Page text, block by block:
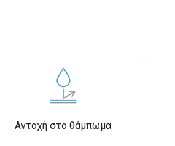
Αντοχή στο θάμπωμα